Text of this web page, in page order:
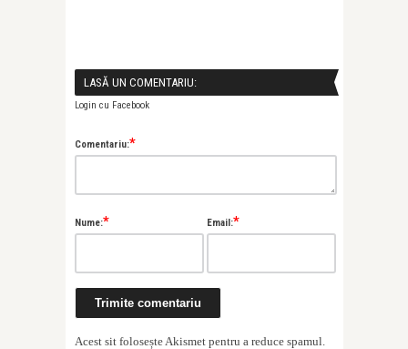
LASĂ UN COMENTARIU:
Login cu Facebook
Comentariu:*
Nume:* Email:*
Acest sit folosește Akismet pentru a reduce spamul.